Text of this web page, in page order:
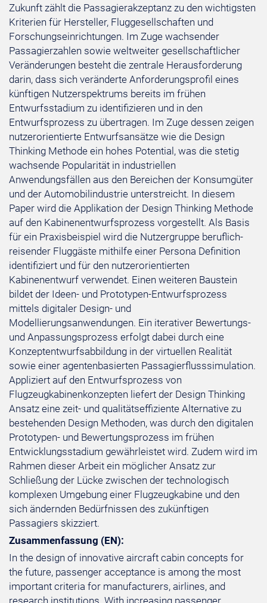
Zukunft zählt die Passagierakzeptanz zu den wichtigsten
Kriterien für Hersteller, Fluggesellschaften und
Forschungseinrichtungen. Im Zuge wachsender
Passagierzahlen sowie weltweiter gesellschaftlicher
Veränderungen besteht die zentrale Herausforderung
darin, dass sich veränderte Anforderungsprofil eines
künftigen Nutzerspektrums bereits im frühen
Entwurfsstadium zu identifizieren und in den
Entwurfsprozess zu übertragen. Im Zuge dessen zeigen
nutzerorientierte Entwurfsansätze wie die Design
Thinking Methode ein hohes Potential, was die stetig
wachsende Popularität in industriellen
Anwendungsfällen aus den Bereichen der Konsumgüter
und der Automobilindustrie unterstreicht. In diesem
Paper wird die Applikation der Design Thinking Methode
auf den Kabinenentwurfsprozess vorgestellt. Als Basis
für ein Praxisbeispiel wird die Nutzergruppe beruflich-
reisender Fluggäste mithilfe einer Persona Definition
identifiziert und für den nutzerorientierten
Kabinenentwurf verwendet. Einen weiteren Baustein
bildet der Ideen- und Prototypen-Entwurfsprozess
mittels digitaler Design- und
Modellierungsanwendungen. Ein iterativer Bewertungs-
und Anpassungsprozess erfolgt dabei durch eine
Konzeptentwurfsabbildung in der virtuellen Realität
sowie einer agentenbasierten Passagierflusssimulation.
Appliziert auf den Entwurfsprozess von
Flugzeugkabinenkonzepten liefert der Design Thinking
Ansatz eine zeit- und qualitätseffiziente Alternative zu
bestehenden Design Methoden, was durch den digitalen
Prototypen- und Bewertungsprozess im frühen
Entwicklungsstadium gewährleistet wird. Zudem wird im
Rahmen dieser Arbeit ein möglicher Ansatz zur
Schließung der Lücke zwischen der technologisch
komplexen Umgebung einer Flugzeugkabine und den
sich ändernden Bedürfnissen des zukünftigen
Passagiers skizziert.
Zusammenfassung (EN):
In the design of innovative aircraft cabin concepts for
the future, passenger acceptance is among the most
important criteria for manufacturers, airlines, and
research institutions. With increasing passenger